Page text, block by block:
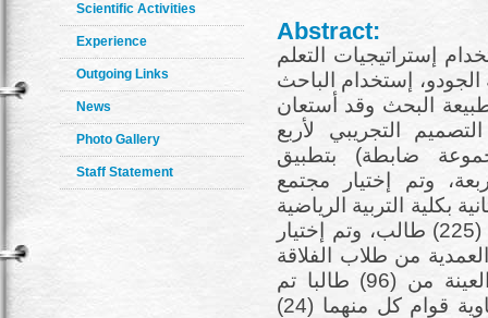
Scientific Activities
Experience
Outgoing Links
News
Photo Gallery
Staff Statement
Abstract:
إستراتيجيات التعلم
إستخدام الباحث
البحث وقد أستعان
التجريبي لأربع
ضابطة) بتطبيق
وتم إختيار مجتمع
بكلية التربية الرياضية
للعام الدراسي 2021-2022م والبالغ عددهم (225) طالب، وتم إختيار
من طلاب الفلاقة
الثانية بكلية التربية الرياضية حيث تكونت العينة من (96) طالبا تم
تقسيمهن عشوائياً إلى أربع مجموعات متساوية قوام كل منهما (24)